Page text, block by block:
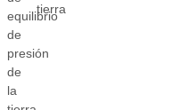
tierra